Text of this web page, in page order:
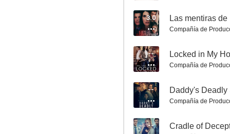
Siempre es Navidad
3.0 Las mentiras
Compañía de
-- Locked in My
Compañía de
-- Daddy's Deadly
Compañía de
-- Cradle of